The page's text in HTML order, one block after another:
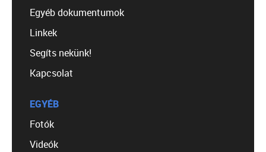
Egyéb dokumentumok
Linkek
Segíts nekünk!
Kapcsolat
EGYÉB
Fotók
Videók